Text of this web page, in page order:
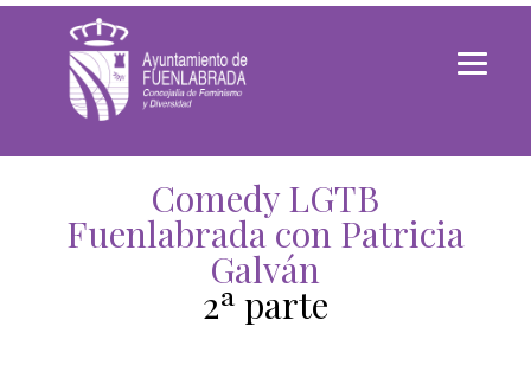
Comedy LGTB
Fuenlabrada con Patricia
Galván
2ª parte